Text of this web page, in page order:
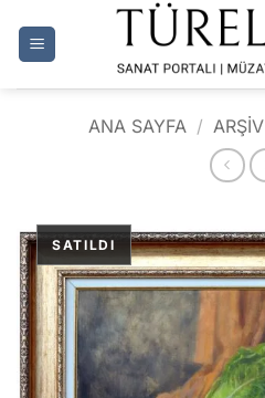
ANA SAYFA / ARŞİV